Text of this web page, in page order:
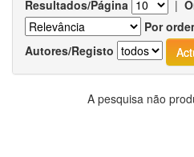
Resultados/Página |
Por
Autores/Registo
A pesquisa não